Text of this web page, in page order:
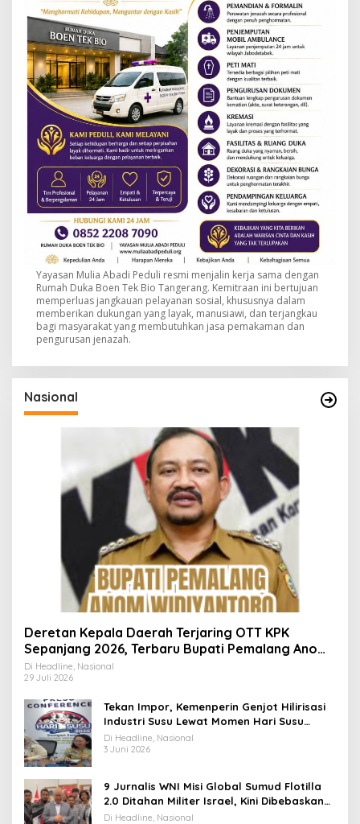
Yayasan Mulia Abadi Peduli resmi menjalin kerja sama dengan
Rumah Duka Boen Tek Bio Tangerang. Kemitraan ini bertujuan
memperluas jangkauan pelayanan sosial, khususnya dalam
memberikan dukungan yang layak, manusiawi, dan terjangkau
bagi masyarakat yang membutuhkan jasa pemakaman dan
pengurusan jenazah.
Nasional
Deretan Kepala Daerah Terjaring OTT KPK
Sepanjang 2026, Terbaru Bupati Pemalang Anom
Widiyantoro
Di Headline, Nasional
29 Juli 2026
Tekan Impor, Kemenperin Genjot Hilirisasi
Industri Susu Lewat Momen Hari Susu
Nusantara 2026
Di Headline, Nasional
3 Juni 2026
9 Jurnalis WNI Misi Global Sumud Flotilla
2.0 Ditahan Militer Israel, Kini Dibebaskan
dan Dievakuasi ke Istanbul
Di Headline, Nasional